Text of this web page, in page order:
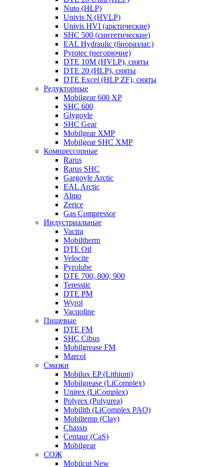
Nuto (HLP)
Univis N (HVLP)
Univis HVI (арктические)
SHC 500 (синтетические)
EAL Hydraulic (биоразлаг.)
Pyrotec (негорючие)
DTE 10M (HVLP), сняты
DTE 20 (HLP), сняты
DTE Excel (HLP ZF), сняты
Редукторные
Mobilgear 600 XP
SHC 600
Glygoyle
SHC Gear
Mobilgear XMP
Mobilgear SHC XMP
Компрессорные
Rarus
Rarus SHC
Gargoyle Arctic
EAL Arctic
Almo
Zerice
Gas Compressor
Индустриальные
Vactra
Mobiltherm
DTE Oil
Velocite
Pyrolube
DTE 700, 800, 900
Teresstic
DTE PM
Wyrol
Vacuoline
Пищевые
DTE FM
SHC Cibus
Mobilgrease FM
Marcol
Смазки
Mobilux EP (Lithium)
Mobilgrease (LiComplex)
Unirex (LiComplex)
Polyrex (Polyurea)
Mobilith (LiComplex PAO)
Mobiltemp (Clay)
Chassis
Centaur (CaS)
Mobilgear
СОЖ
Mobilcut New